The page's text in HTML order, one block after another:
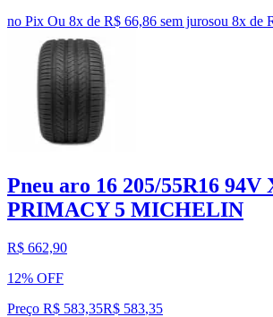
no Pix Ou 8x de R$ 66,86 sem jurosou 8x de
Pneu aro 16 205/55R16 94V
PRIMACY 5 MICHELIN
R$ 662,90
12% OFF
Preço R$ 583,35R$ 583,35